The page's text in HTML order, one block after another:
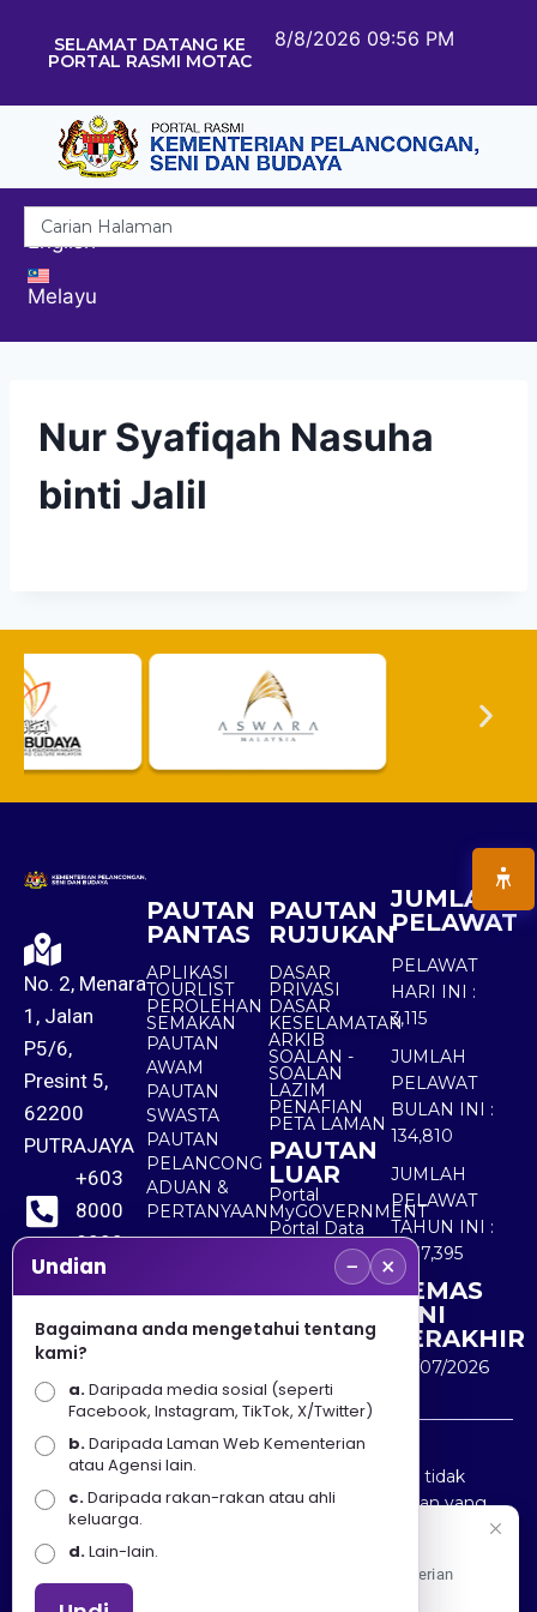
SELAMAT DATANG KE
PORTAL RASMI MOTAC
8/8/2026 09:56 PM
English
Melayu
Nur Syafiqah Nasuha
binti Jalil
No. 2, Menara
1, Jalan
P5/6,
Presint 5,
62200
PUTRAJAYA
+603
8000
8000
+603
8891
7100
PAUTAN
PANTAS
APLIKASI
TOURLIST
PEROLEHAN
SEMAKAN
PAUTAN
AWAM
PAUTAN
SWASTA
PAUTAN
PELANCONG
ADUAN &
PERTANYAAN
PAUTAN
RUJUKAN
DASAR
PRIVASI
DASAR
KESELAMATAN
ARKIB
SOALAN -
SOALAN
LAZIM
PENAFIAN
PETA LAMAN
PAUTAN
LUAR
Portal
MyGOVERNMENT
Portal Data
Terbuka
Sektor Awam
JUMLAH
PELAWAT
PELAWAT
HARI INI :
3,115
JUMLAH
PELAWAT
BULAN INI :
134,810
JUMLAH
PELAWAT
TAHUN INI :
5,537,395
KEMAS
KINI
TERAKHIR
30/07/2026
Penafian : Kerajaan Malaysia dan Kementerian
Pelancongan Seni dan Budaya (MOTAC) adalah tidak
bertanggungjawab atas kehilangan atau kerugian yang
disebabkan oleh penggunaan mana-mana maklumat
yang diperolehi dari portal ini.
Undian − ×
Bagaimana anda mengetahui tentang
kami?
a.Daripada media sosial (seperti
Facebook, Instagram, TikTok, X/Twitter)
b.Daripada Laman Web Kementerian
atau Agensi lain.
c.Daripada rakan-rakan atau ahli
keluarga.
d.Lain-lain.
Apa Khabar! Selamat datang ke Portal Rasmi Kementerian
Pelancongan, Seni dan Budaya